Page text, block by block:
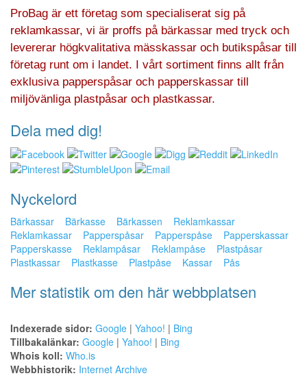
ProBag är ett företag som specialiserat sig på
reklamkassar, vi är proffs på bärkassar med tryck och
levererar högkvalitativa mässkassar och butikspåsar till
företag runt om i landet. I vårt sortiment finns allt från
exklusiva papperspåsar och papperskassar till
miljövänliga plastpåsar och plastkassar.
Dela med dig!
Nyckelord
Bärkassar Bärkasse Bärkassen
Reklamkassar
Reklamkassar
Papperspåsar Papperspåse
Papperskassar
Papperskasse
Reklampåsar Reklampåse
Plastpåsar
Plastkassar
Plastkasse Plastpåse Kassar Pås
Mer statistik om den här webbplatsen
Indexerade sidor: Google | Yahoo! | Bing
Tillbakalänkar: Google | Yahoo! | Bing
Whois koll: Who.is
Webbhistorik: Internet Archive